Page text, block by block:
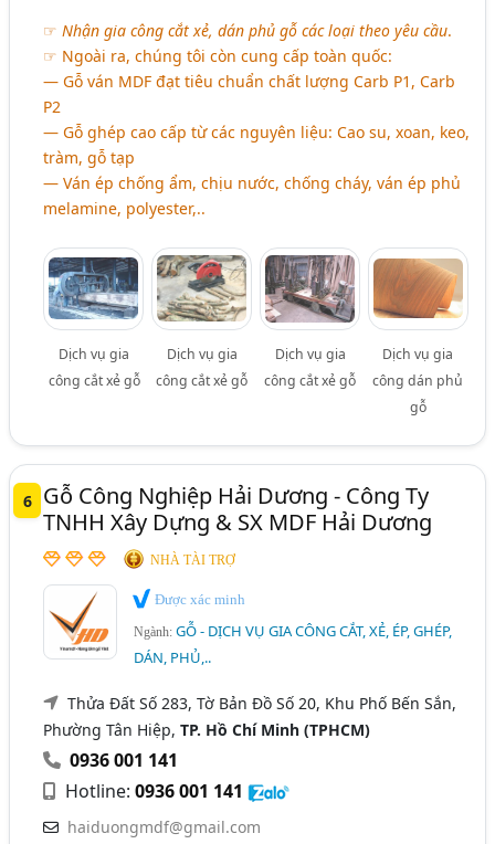
☞Nhận gia công cắt xẻ, dán phủ gỗ các loại theo yêu cầu.
☞ Ngoài ra, chúng tôi còn cung cấp toàn quốc:
― Gỗ ván MDF đạt tiêu chuẩn chất lượng Carb P1, Carb
P2
― Gỗ ghép cao cấp từ các nguyên liệu: Cao su, xoan, keo,
tràm, gỗ tạp
― Ván ép chống ẩm, chịu nước, chống cháy, ván ép phủ
melamine, polyester,..
Dịch vụ gia
công cắt xẻ gỗ
Dịch vụ gia
công cắt xẻ gỗ
Dịch vụ gia
công cắt xẻ gỗ
Dịch vụ gia
công dán phủ
gỗ
6
Gỗ Công Nghiệp Hải Dương - Công Ty
TNHH Xây Dựng & SX MDF Hải Dương
NHÀ TÀI TRỢ
Được xác minh
Ngành:GỖ - DỊCH VỤ GIA CÔNG CẮT, XẺ, ÉP, GHÉP,
DÁN, PHỦ,..
Thửa Đất Số 283, Tờ Bản Đồ Số 20, Khu Phố Bến Sắn,
Phường Tân Hiệp,TP. Hồ Chí Minh (TPHCM)
0936 001 141
Hotline:0936 001 141
haiduongmdf@gmail.com